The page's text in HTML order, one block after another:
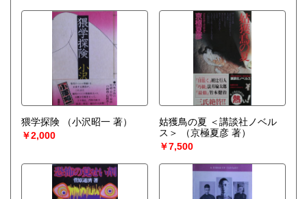
猥学探険
（小沢昭一 著）
￥2,000
姑獲鳥の夏 ＜講談社ノベル
ス＞
（京極夏彦 著）
￥7,500